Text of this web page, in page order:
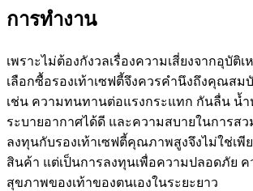
การทำงาน
เพราะไม่ต้องกังวลเรื่องความเสี่ยงจากอุบัติเ
เลือกซื้อรองเท้าเซฟตี้จึงควรคำนึงถึงคุณสม
เช่น ความทนทานต่อแรงกระแทก กันลื่น น้ำ
ระบายอากาศได้ดี และความสบายในการส
ลงทุนกับรองเท้าเซฟตี้คุณภาพสูงจึงไม่ใช่เพี
สินค้า แต่เป็นการลงทุนเพื่อความปลอดภัย ค
สุขภาพของเท้าของตนเองในระยะยาว